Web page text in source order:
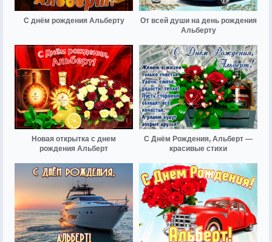
С днём рождения Альберту
От всей души на день рождения
Альберту
Новая открытка с днем
рождения Альберт
С Днём Рождения, Альберт —
красивые стихи